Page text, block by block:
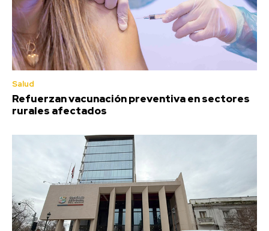
Salud
Refuerzan vacunación preventiva en sectores
rurales afectados